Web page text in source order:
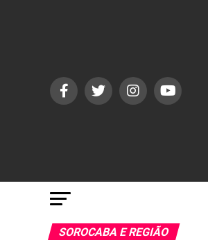
SOROCABA E REGIÃO